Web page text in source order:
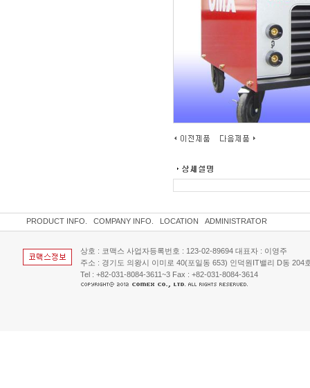
PRODUCT INFO. COMPANY INFO. LOCATION ADMINISTRATOR
상호 : 코맥스 사업자등록번호 : 123-02-89694 대표자 : 이영주
주소 : 경기도 의왕시 이미로 40(포일동 653) 인덕원IT밸리 D동
Tel : +82-031-8084-3611~3 Fax : +82-031-8084-3614